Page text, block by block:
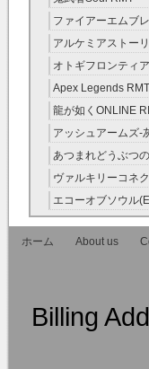
ファイアーエムブ
ーローズ(FEヒーロ
RMT
アルケミアストー
（アルスト） RMT
オトギフロンティ
Apex Legends RMT
龍が如くONLINE
アッシュアームズ‐
線 RMT
あつまれどうぶつ
RMT
ヴァルキリーコネ
ァルコネ) RMT
エコーオブソウル
RMT
ホーム
About us
Billing